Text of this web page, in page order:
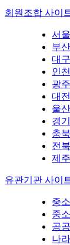
회원조합 사이
서
부
대
인
광
대
울
경
충
전
제
유관기관 사이
중
중
공
나